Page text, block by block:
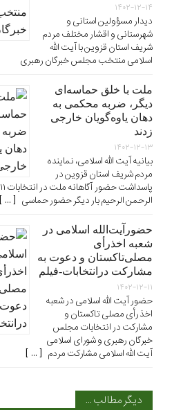
۱۴۰۲-۱۲-۱۴
دیدار مسؤولین استانی و
شهرستانی و اقشار مختلف مردم
شریف استان قزوین با آیت الله
اسلامی منتخب مجلس خبرگان رهبری
ملت با خلق حماسه‌ای
دیگر، ضربه محکمی به
دهان یاوه‌گویان خارجی
زدند
۱۴۰۲-۱۲-۱۳
بیانیه آیت الله اسلامی، نماینده
مردم شریف استان قزوین در
الرحمن الرحیم بار دیگر حضور حماسی [ ... ]
حضورآیت‌الله اسلامی در
شعبه اخذرأی
مصلی‌تاکستان و دعوت به
مشارکت درانتخابات-فیلم
۱۴۰۲-۱۲-۱۱
حضور آیت الله اسلامی در شعبه
اخذ رأی مصلی تاکستان و
مشارکت در انتخابات مجلس
خبرگان رهبری و شورای اسلامی
آیت الله اسلامی مشارکت مردم [ ... ]
دیگر مطالب …